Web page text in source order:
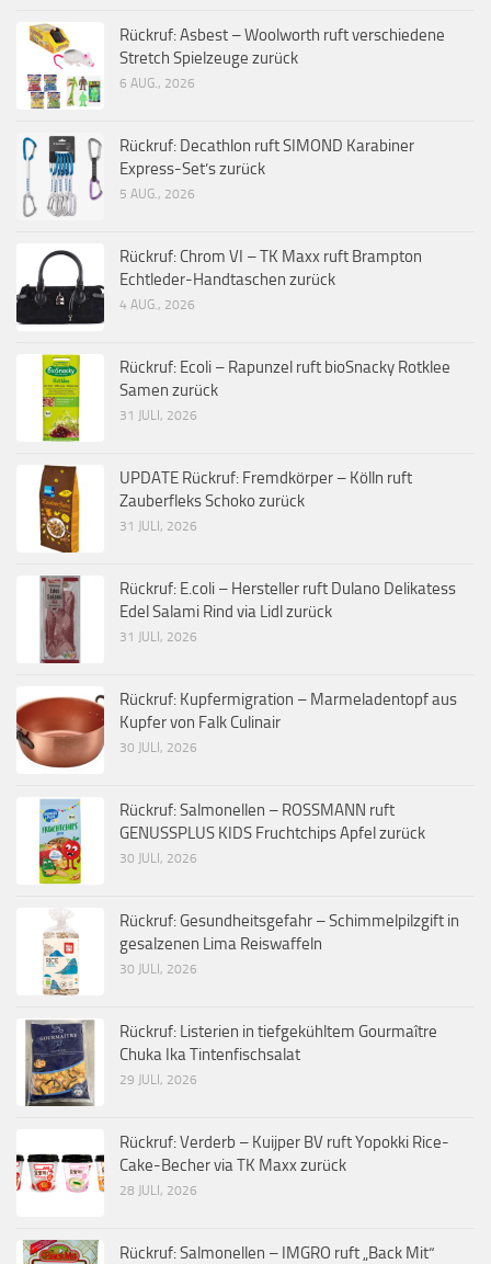
Rückruf: Asbest – Woolworth ruft verschiedene
Stretch Spielzeuge zurück
6 AUG., 2026
Rückruf: Decathlon ruft SIMOND Karabiner
Express-Set’s zurück
5 AUG., 2026
Rückruf: Chrom VI – TK Maxx ruft Brampton
Echtleder-Handtaschen zurück
4 AUG., 2026
Rückruf: Ecoli – Rapunzel ruft bioSnacky Rotklee
Samen zurück
31 JULI, 2026
UPDATE Rückruf: Fremdkörper – Kölln ruft
Zauberfleks Schoko zurück
31 JULI, 2026
Rückruf: E.coli – Hersteller ruft Dulano Delikatess
Edel Salami Rind via Lidl zurück
31 JULI, 2026
Rückruf: Kupfermigration – Marmeladentopf aus
Kupfer von Falk Culinair
30 JULI, 2026
Rückruf: Salmonellen – ROSSMANN ruft
GENUSSPLUS KIDS Fruchtchips Apfel zurück
30 JULI, 2026
Rückruf: Gesundheitsgefahr – Schimmelpilzgift in
gesalzenen Lima Reiswaffeln
30 JULI, 2026
Rückruf: Listerien in tiefgekühltem Gourmaître
Chuka Ika Tintenfischsalat
29 JULI, 2026
Rückruf: Verderb – Kuijper BV ruft Yopokki Rice-
Cake-Becher via TK Maxx zurück
28 JULI, 2026
Rückruf: Salmonellen – IMGRO ruft „Back Mit“